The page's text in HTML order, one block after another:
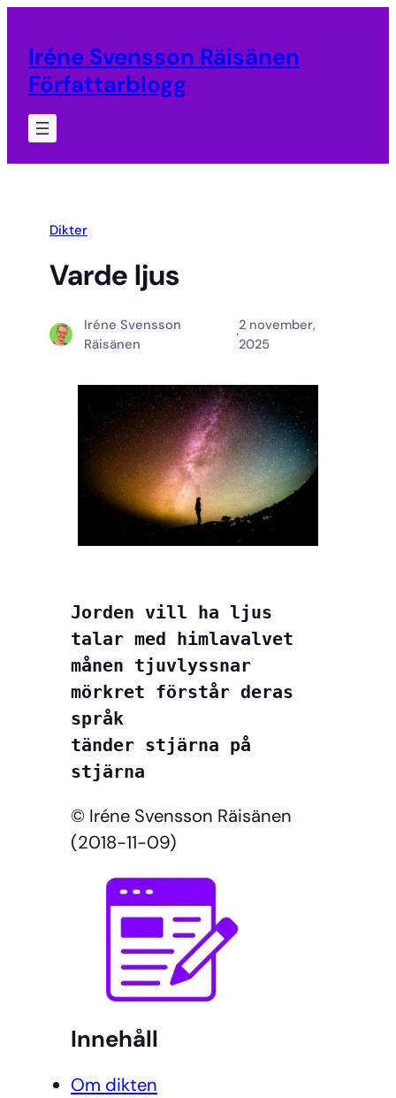
innehåll
Iréne Svensson Räisänen
Författarblogg
Dikter
Varde ljus
Iréne Svensson
Räisänen
·
2 november,
2025
Jorden vill ha ljus
talar med himlavalvet
månen tjuvlyssnar
mörkret förstår deras
språk
tänder stjärna på
stjärna
© Iréne Svensson Räisänen
(2018-11-09)
Innehåll
Om dikten